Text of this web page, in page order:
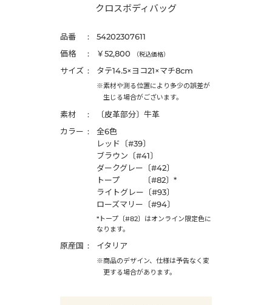
クロスボディバッグ
品番
54202307611
価格
￥52,800 （税込価格）
サイズ タテ14.5×ヨコ21×マチ8cm
※素材や測る位置により多少の誤差が
生じる場合がございます。
素材
〔皮革部分〕牛革
カラー
全6色
レッド〔#39〕
ブラウン〔#41〕
ダークグレー〔#42〕
トープ 〔#82〕*
ライトグレー〔#93〕
ローズマリー〔#94〕
*トープ〔#82〕はオンライン限定色に
なります。
原産国 イタリア
※商品のデザイン、仕様は予告なく変
更する場合があります。